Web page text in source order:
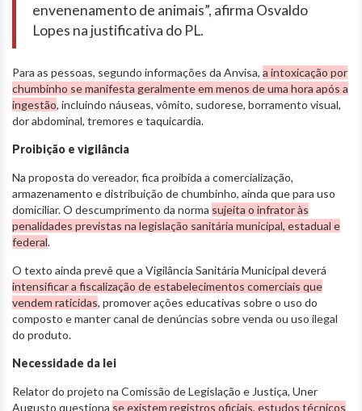
envenenamento de animais”, afirma Osvaldo
Lopes na justificativa do PL.
Para as pessoas, segundo informações da Anvisa, a intoxicação por
chumbinho se manifesta geralmente em menos de uma hora após a
ingestão, incluindo náuseas, vômito, sudorese, borramento visual,
dor abdominal, tremores e taquicardia.
Proibição e vigilância
Na proposta do vereador, fica proibida a comercialização,
armazenamento e distribuição de chumbinho, ainda que para uso
domiciliar. O descumprimento da norma sujeita o infrator às
penalidades previstas na legislação sanitária municipal, estadual e
federal.
O texto ainda prevê que a Vigilância Sanitária Municipal deverá
intensificar a fiscalização de estabelecimentos comerciais que
vendem raticidas, promover ações educativas sobre o uso do
composto e manter canal de denúncias sobre venda ou uso ilegal
do produto.
Necessidade da lei
Relator do projeto na Comissão de Legislação e Justiça, Uner
Augusto questiona se existem registros oficiais, estudos técnicos